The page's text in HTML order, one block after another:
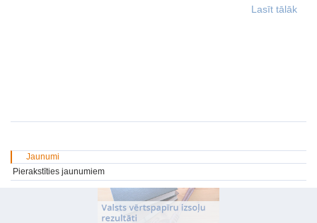
Lasīt tālāk
Jaunumi
Pierakstīties jaunumiem